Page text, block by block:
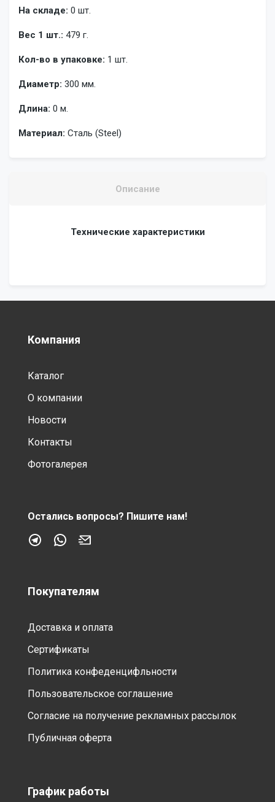
На складе: 0 шт.
Вес 1 шт.: 479 г.
Кол-во в упаковке: 1 шт.
Диаметр: 300 мм.
Длина: 0 м.
Материал: Сталь (Steel)
Описание
Технические характеристики
Компания
Каталог
О компании
Новости
Контакты
Фотогалерея
Остались вопросы? Пишите нам!
Покупателям
Доставка и оплата
Сертификаты
Политика конфеденцифльности
Пользовательское соглашение
Согласие на получение рекламных рассылок
Публичная оферта
График работы